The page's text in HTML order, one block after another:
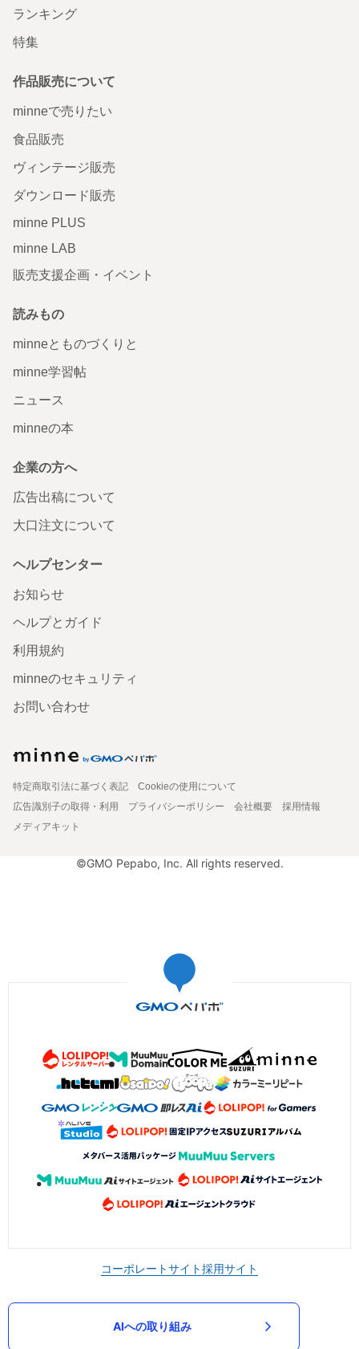
ランキング
特集
作品販売について
minneで売りたい
食品販売
ヴィンテージ販売
ダウンロード販売
minne PLUS
minne LAB
販売支援企画・イベント
読みもの
minneとものづくりと
minne学習帖
ニュース
minneの本
企業の方へ
広告出稿について
大口注文について
ヘルプセンター
お知らせ
ヘルプとガイド
利用規約
minneのセキュリティ
お問い合わせ
特定商取引法に基づく表記
Cookieの使用について
広告識別子の取得・利用
プライバシーポリシー 会社概要
採用情報
メディアキット
©GMO Pepabo, Inc. All rights reserved.
コーポレートサイト採用サイト
AIへの取り組み